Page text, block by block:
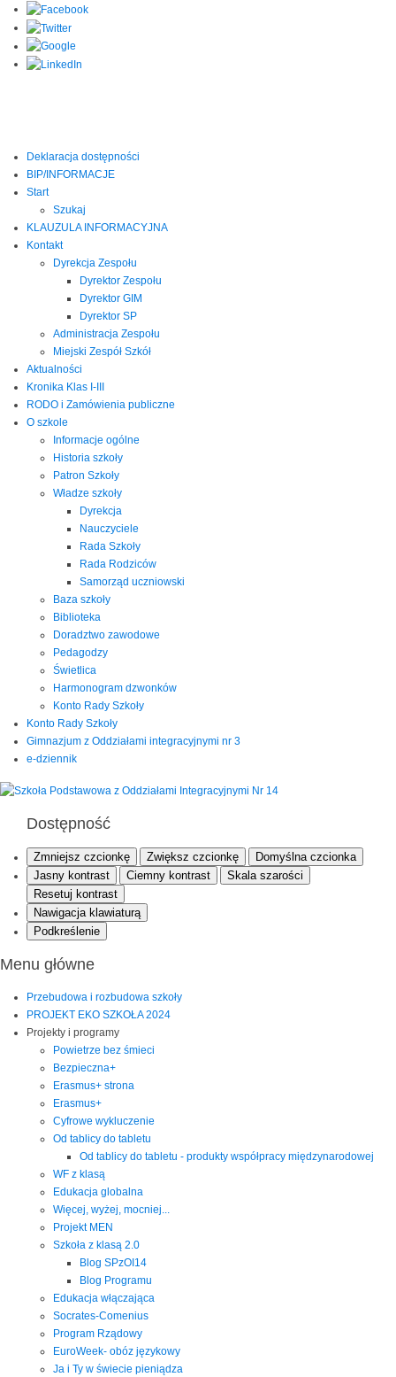
Deklaracja dostępności
BIP/INFORMACJE
Start
Szukaj
KLAUZULA INFORMACYJNA
Kontakt
Dyrekcja Zespołu
Dyrektor Zespołu
Dyrektor GIM
Dyrektor SP
Administracja Zespołu
Miejski Zespół Szkół
Aktualności
Kronika Klas I-III
RODO i Zamówienia publiczne
O szkole
Informacje ogólne
Historia szkoły
Patron Szkoły
Władze szkoły
Dyrekcja
Nauczyciele
Rada Szkoły
Rada Rodziców
Samorząd uczniowski
Baza szkoły
Biblioteka
Doradztwo zawodowe
Pedagodzy
Świetlica
Harmonogram dzwonków
Konto Rady Szkoły
Konto Rady Szkoły
Gimnazjum z Oddziałami integracyjnymi nr 3
e-dziennik
Dostępność
Zmniejsz czcionkę Zwiększ czcionkę
Domyślna czcionka
Jasny kontrast
Ciemny kontrast
Skala szarości
Resetuj kontrast
Nawigacja klawiaturą
Podkreślenie
Menu główne
Przebudowa i rozbudowa szkoły
PROJEKT EKO SZKOŁA 2024
Projekty i programy
Powietrze bez śmieci
Bezpieczna+
Erasmus+ strona
Erasmus+
Cyfrowe wykluczenie
Od tablicy do tabletu
Od tablicy do tabletu - produkty współpracy międzynarodowej
WF z klasą
Edukacja globalna
Więcej, wyżej, mocniej...
Projekt MEN
Szkoła z klasą 2.0
Blog SPzOI14
Blog Programu
Edukacja włączająca
Socrates-Comenius
Program Rządowy
EuroWeek- obóz językowy
Ja i Ty w świecie pieniądza